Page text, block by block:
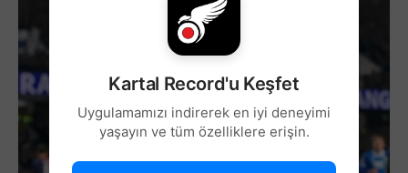
Kartal Record'u Keşfet
Uygulamamızı indirerek en iyi deneyimi
yaşayın ve tüm özelliklere erişin.